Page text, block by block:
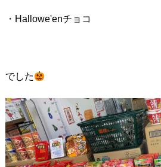
・Hallowe'enチョコ
でした